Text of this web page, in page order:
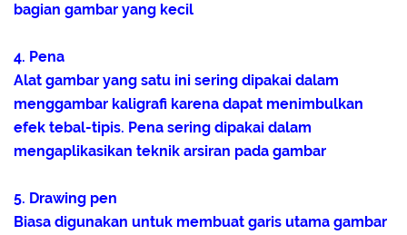
bagian gambar yang kecil
4. Pena
Alat gambar yang satu ini sering dipakai dalam
menggambar kaligrafi karena dapat menimbulkan
efek tebal-tipis. Pena sering dipakai dalam
mengaplikasikan teknik arsiran pada gambar
5. Drawing pen
Biasa digunakan untuk membuat garis utama gambar